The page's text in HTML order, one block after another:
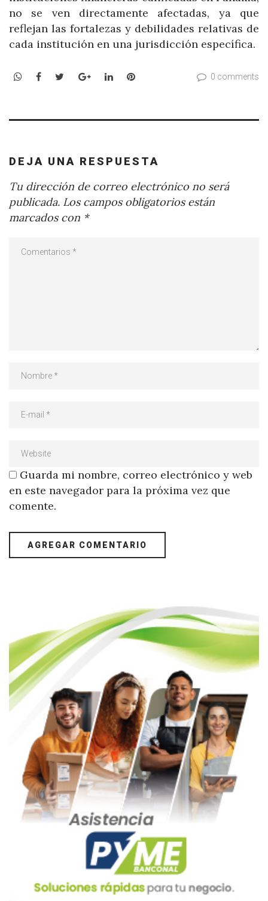
no se ven directamente afectadas, ya que
reflejan las fortalezas y debilidades relativas de
cada institución en una jurisdicción específica.
WhatsApp
Facebook
TwitterGoogle+LinkedInPinterest 0 comments
DEJA UNA RESPUESTA
Tu dirección de correo electrónico no será
publicada. Los campos obligatorios están
marcados con *
Guarda mi nombre, correo electrónico y web
en este navegador para la próxima vez que
comente.